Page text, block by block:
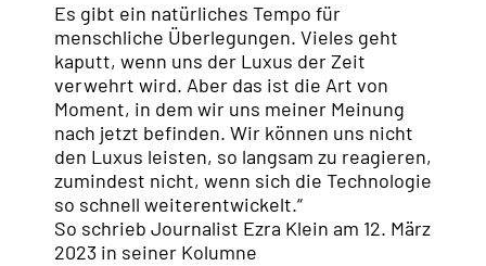
Es gibt ein natürliches Tempo für
menschliche Überlegungen. Vieles geht
kaputt, wenn uns der Luxus der Zeit
verwehrt wird. Aber das ist die Art von
Moment, in dem wir uns meiner Meinung
nach jetzt befinden. Wir können uns nicht
den Luxus leisten, so langsam zu reagieren,
zumindest nicht, wenn sich die Technologie
so schnell weiterentwickelt.“
So schrieb Journalist Ezra Klein am 12. März
2023 in seiner Kolumne